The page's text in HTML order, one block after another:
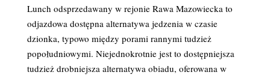
Lunch odsprzedawany w rejonie Rawa Mazowiecka to
odjazdowa dostępna alternatywa jedzenia w czasie
dzionka, typowo między porami rannymi tudzież
popołudniowymi. Niejednokrotnie jest to dostępniejsza
tudzież drobniejsza alternatywa obiadu, oferowana w